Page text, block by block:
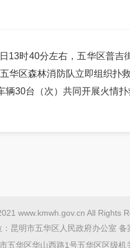
13时40分左右，五华区普吉
华区森林消防队立即组织扑
辆30台（次）共同开展火情扑
www.kmwh.gov.cn All Rights
昆明市五华区人民政府办公室 备
五华区华山西路1号五华区区级机